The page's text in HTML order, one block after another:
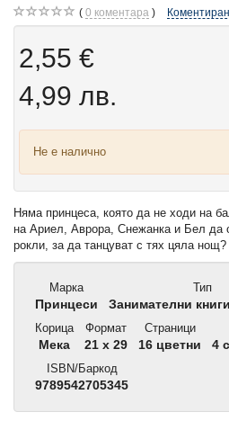
0 коментара
2,55 €
4,99 лв.
Не е налично
Няма принцеса, която да не ходи на
на Ариел, Аврора, Снежанка и Бел да
рокли, за да танцуват с тях цяла
Марка
Принцеси
Тип
Занимателни
Корица
Мека
Формат
21 x 29
Страници
16 цветни
4
ISBN/Баркод
9789542705345